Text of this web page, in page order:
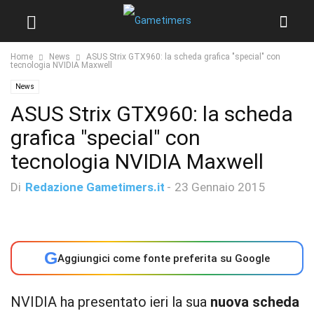
Home News
ASUS Strix GTX960: la scheda grafica "special" con
tecnologia NVIDIA Maxwell
News
ASUS Strix GTX960: la scheda
grafica "special" con
tecnologia NVIDIA Maxwell
Di Redazione Gametimers.it - 23 Gennaio 2015
GAggiungici come fonte preferita su Google
NVIDIA ha presentato ieri la sua nuova scheda